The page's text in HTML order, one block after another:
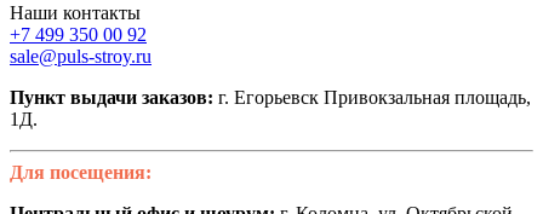
Наши контакты
+7 499 350 00 92
sale@puls-stroy.ru
Пункт выдачи заказов: г. Егорьевск Привокзальная площадь,
1Д.
Для посещения: